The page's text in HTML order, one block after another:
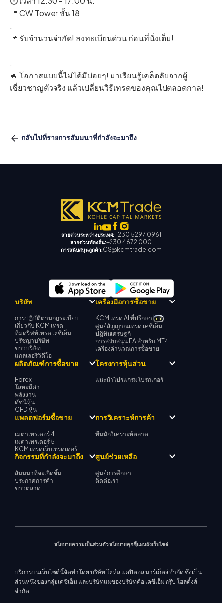
📍 CW Tower ชั้น 18
.
📌 รับจำนวนจำกัด! ลงทะเบียนด่วน ก่อนที่นั่งเต็ม!
.
🔥 โอกาสแบบนี้ไม่ได้มีบ่อยๆ! มาเรียนรู้เคล็ดลับจากผู้
เชี่ยวชาญตัวจริง แล้วเปลี่ยนวิธีเทรดของคุณไปตลอดกาล!
กลับไปที่รายการสัมมนาที่กำลังจะมาถึง
สายด่วนระหว่างประเทศ:+230 5297 0961
สายด่วนท้องถิ่น:+230 4672 000
การสนับสนุนลูกค้า:CS@kcmtrade.com
บริษัท
การปฏิบัติตามกฎระเบียบ
เกี่ยวกับ KCM เทรด
ทีมดริฟท์เทรด เคซีเอ็ม
ปรัชญาบริษัท
ข่าวบริษัท
แกลเลอรีวิดีโอ
เครื่องมือการซื้อขาย
KCM เทรด AI ที่ปรึกษา
ศูนย์สัญญาณเทรด เคซีเอ็ม
ปฏิทินเศรษฐกิ
การสนับสนุน EA สำหรับ MT4
เครื่องคำนวณการซื้อขาย
ผลิตภัณฑ์การซื้อขาย
Forex
โลหะมีค่า
พลังงาน
ดัชนีหุ้น
CFD หุ้น
โครงการหุ้นส่วน
แนะนำโปรแกรมโบรกเกอร์
แพลตฟอร์มซื้อขาย
เมตาเทรเดอร์ 4
เมตาเทรเดอร์ 5
KCM เทรดเว็บเทรดเดอร์
การวิเคราะห์การค้า
ทีมนักวิเคราะห์ตลาด
กิจกรรมที่กำลังจะมาถึง
สัมมนาที่จะเกิดขึ้น
ประกาศการค้า
ข่าวตลาด
ศูนย์ช่วยเหลือ
ศูนย์การศึกษา
ติดต่อเรา
นโยบายความเป็นส่วนตัวนโยบายคุกกี้ แผนผังเว็บไซต์
บริการบนเว็บไซต์นี้จัดทำโดย บริษัท โคห์ล แคปิตอล มาร์เก็ตส์ จำกัด ซึ่งเป็น
ส่วนหนึ่งของกลุ่มเคซีเอ็ม และบริษัทแม่ของบริษัทคือ เคซีเอ็ม กรุ๊ป โฮลดิ้งส์
จำกัด